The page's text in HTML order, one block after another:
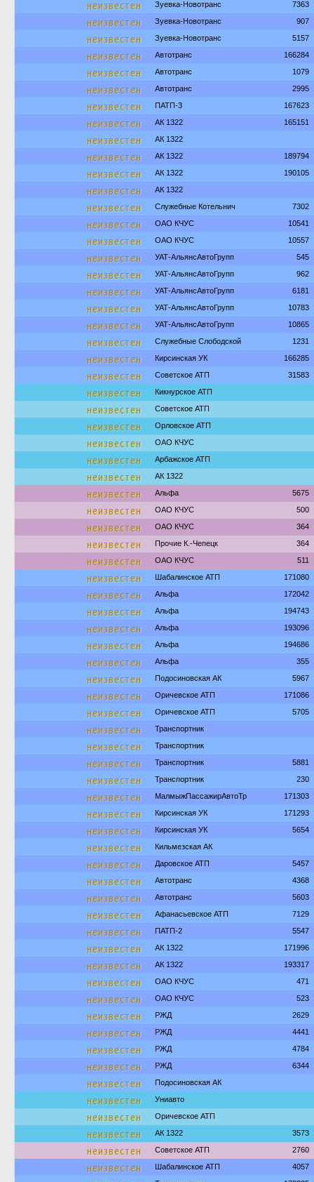
неизвестен Зуевка-Новотранс 7363
неизвестен Зуевка-Новотранс 907
неизвестен Зуевка-Новотранс 5157
неизвестен Автотранс 166284
неизвестен Автотранс 1079
неизвестен Автотранс 2995
неизвестен ПАТП-3 167623
неизвестен АК 1322 165151
неизвестен АК 1322
неизвестен АК 1322 189794
неизвестен АК 1322 190105
неизвестен АК 1322
неизвестен Служебные Котельнич 7302
неизвестен ОАО КЧУС 10541
неизвестен ОАО КЧУС 10557
неизвестен УАТ-АльянсАвтоГрупп 545
неизвестен УАТ-АльянсАвтоГрупп 962
неизвестен УАТ-АльянсАвтоГрупп 6181
неизвестен УАТ-АльянсАвтоГрупп 10783
неизвестен УАТ-АльянсАвтоГрупп 10865
неизвестен Служебные Слободской 1231
неизвестен Кирсинская УК 166285
неизвестен Советское АТП 31583
неизвестен Кикнурское АТП
неизвестен Советское АТП
неизвестен Орловское АТП
неизвестен ОАО КЧУС
неизвестен Арбажское АТП
неизвестен АК 1322
неизвестен Альфа 5675
неизвестен ОАО КЧУС 500
неизвестен ОАО КЧУС 364
неизвестен Прочие К.-Чепецк 364
неизвестен ОАО КЧУС 511
неизвестен Шабалинское АТП 171080
неизвестен Альфа 172042
неизвестен Альфа 194743
неизвестен Альфа 193096
неизвестен Альфа 194686
неизвестен Альфа 355
неизвестен Подосиновская АК 5967
неизвестен Оричевское АТП 171086
неизвестен Оричевское АТП 5705
неизвестен Транспортник
неизвестен Транспортник
неизвестен Транспортник 5881
неизвестен Транспортник 230
неизвестен МалмыжПассажирАвтоТр 171303
неизвестен Кирсинская УК 171293
неизвестен Кирсинская УК 5654
неизвестен Кильмезская АК
неизвестен Даровское АТП 5457
неизвестен Автотранс 4368
неизвестен Автотранс 5603
неизвестен Афанасьевское АТП 7129
неизвестен ПАТП-2 5547
неизвестен АК 1322 171996
неизвестен АК 1322 193317
неизвестен ОАО КЧУС 471
неизвестен ОАО КЧУС 523
неизвестен РЖД 2629
неизвестен РЖД 4441
неизвестен РЖД 4784
неизвестен РЖД 6344
неизвестен Подосиновская АК
неизвестен Униавто
неизвестен Оричевское АТП
неизвестен АК 1322 3573
неизвестен Советское АТП 2760
неизвестен Шабалинское АТП 4057